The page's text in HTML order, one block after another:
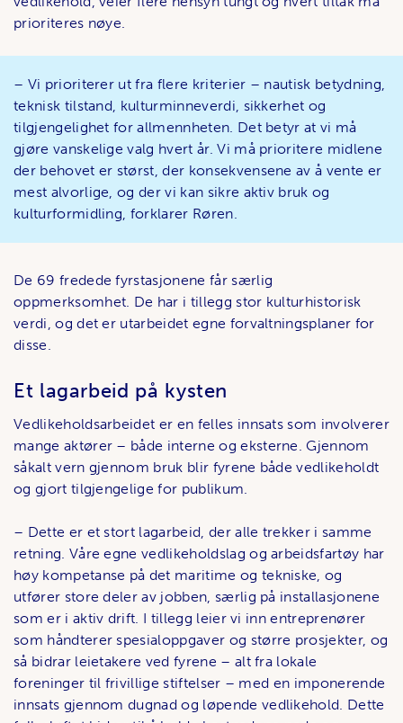
prioriteres nøye.
– Vi prioriterer ut fra flere kriterier – nautisk betydning,
teknisk tilstand, kulturminneverdi, sikkerhet og
tilgjengelighet for allmennheten. Det betyr at vi må
gjøre vanskelige valg hvert år. Vi må prioritere midlene
der behovet er størst, der konsekvensene av å vente er
mest alvorlige, og der vi kan sikre aktiv bruk og
kulturformidling, forklarer Røren.
De 69 fredede fyrstasjonene får særlig
oppmerksomhet. De har i tillegg stor kulturhistorisk
verdi, og det er utarbeidet egne forvaltningsplaner for
disse.
Et lagarbeid på kysten
Vedlikeholdsarbeidet er en felles innsats som involverer
mange aktører – både interne og eksterne. Gjennom
såkalt vern gjennom bruk blir fyrene både vedlikeholdt
og gjort tilgjengelige for publikum.
– Dette er et stort lagarbeid, der alle trekker i samme
retning. Våre egne vedlikeholdslag og arbeidsfartøy har
høy kompetanse på det maritime og tekniske, og
utfører store deler av jobben, særlig på installasjonene
som er i aktiv drift. I tillegg leier vi inn entreprenører
som håndterer spesialoppgaver og større prosjekter, og
så bidrar leietakere ved fyrene – alt fra lokale
foreninger til frivillige stiftelser – med en imponerende
innsats gjennom dugnad og løpende vedlikehold. Dette